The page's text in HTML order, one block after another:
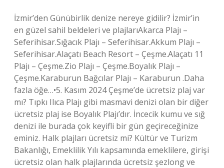
İzmir’den Günübirlik denize nereye gidilir? İzmir’in
en güzel sahil beldeleri ve plajlarıAkarca Plajı –
Seferihisar.Sığacık Plajı – Seferihisar.Akkum Plajı –
Seferihisar.Alaçatı Beach Resort – Çeşme.Alaçatı 11
Plajı – Çeşme.Zio Plajı – Çeşme.Boyalık Plajı –
Çeşme.Karaburun Bağcılar Plajı – Karaburun .Daha
fazla öğe…•5. Kasım 2024 Çeşme’de ücretsiz plaj var
mı? Tıpkı Ilıca Plajı gibi masmavi denizi olan bir diğer
ücretsiz plaj ise Boyalık Plajı’dır. İncecik kumu ve sığ
denizi ile burada çok keyifli bir gün geçireceğinize
eminiz. Halk plajları ücretsiz mi? Kültür ve Turizm
Bakanlığı, Emeklilik Yılı kapsamında emeklilere, girişi
ücretsiz olan halk plajlarında ücretsiz şezlong ve